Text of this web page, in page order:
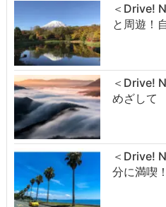
＜Drive!
と周遊！
＜Drive!
めざして
＜Drive!
分に満喫